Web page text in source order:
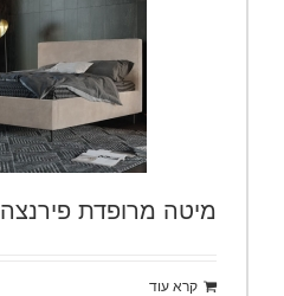
מיטה מרופדת פירנצה
קרא עוד